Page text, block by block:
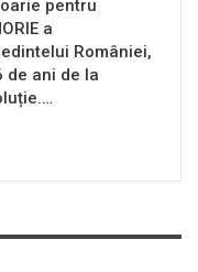
pentru
a
României,
de ani de la